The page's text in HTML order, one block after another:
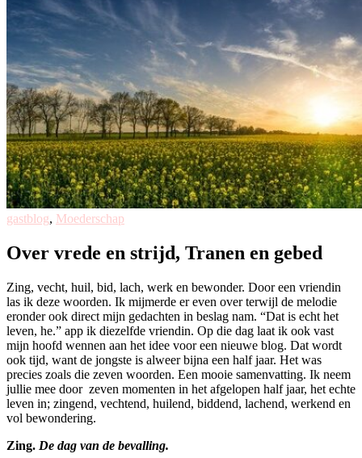
gastblog, Moederschap
Over vrede en strijd, Tranen en gebed
Zing, vecht, huil, bid, lach, werk en bewonder. Door een vriendin
las ik deze woorden. Ik mijmerde er even over terwijl de melodie
eronder ook direct mijn gedachten in beslag nam. “Dat is echt het
leven, he.” app ik diezelfde vriendin. Op die dag laat ik ook vast
mijn hoofd wennen aan het idee voor een nieuwe blog. Dat wordt
ook tijd, want de jongste is alweer bijna een half jaar. Het was
precies zoals die zeven woorden. Een mooie samenvatting. Ik neem
jullie mee door zeven momenten in het afgelopen half jaar, het echte
leven in; zingend, vechtend, huilend, biddend, lachend, werkend en
vol bewondering.
Zing. De dag van de bevalling.